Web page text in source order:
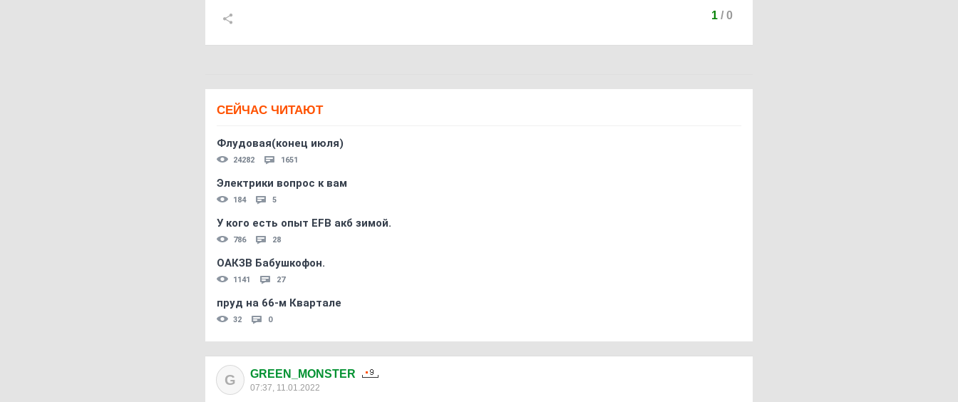
1/ 0
СЕЙЧАС ЧИТАЮТ
Флудовая(конец июля)
24282 1651
Электрики вопрос к вам
184 5
У кого есть опыт EFB акб зимой.
786 28
ОАКЗВ Бабушкофон.
1141 27
пруд на 66-м Квартале
32 0
G GREEN_MONSTER
07:37, 11.01.2022